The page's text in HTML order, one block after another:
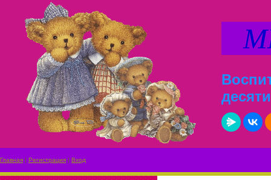
Главная | Регистрация | Вход